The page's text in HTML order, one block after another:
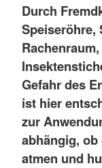
Durch
Speiseröhre,
Gefahr des
ist hier
zur
abhängig,
atmen und